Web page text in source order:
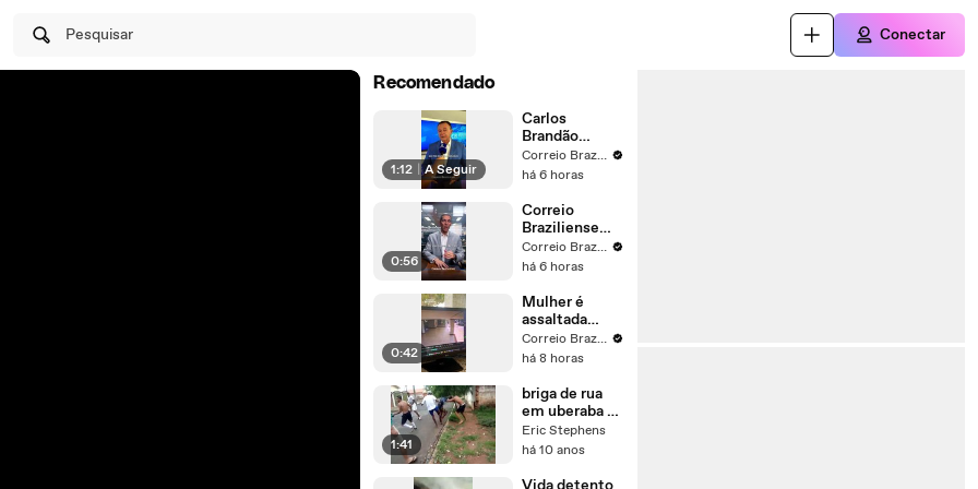
Pesquisar Conectar
Recomendado
1:12 A Seguir
Carlos
Brandão
projeta vitória
no primeiro
Maranhão
Correio Braziliense
há 6 horas
0:56
Correio
Braziliense
realiza
sabatina com
GDF em 11 de
agosto
Correio Braziliense
há 6 horas
0:42
Mulher é
assaltada
embaixo de
prédio no
Correio Braziliense
há 8 horas
1:41
briga de rua
em uberaba os
idiotas
Eric Stephens
há 10 anos